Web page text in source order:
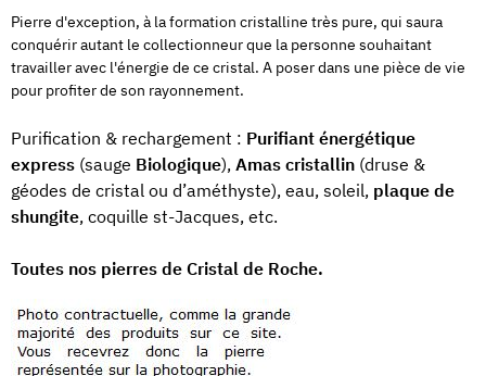
Pierre d'exception, à la formation cristalline très pure, qui saura
conquérir autant le collectionneur que la personne souhaitant
travailler avec l'énergie de ce cristal. A poser dans une pièce de vie
pour profiter de son rayonnement.
Purification & rechargement : Purifiant énergétique
express (sauge Biologique), Amas cristallin (druse &
géodes de cristal ou d’améthyste), eau, soleil, plaque de
shungite, coquille st-Jacques, etc.
Toutes nos pierres de Cristal de Roche.